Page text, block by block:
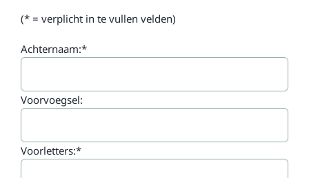
(* = verplicht in te vullen velden)
Achternaam:*
Voorvoegsel:
Voorletters:*